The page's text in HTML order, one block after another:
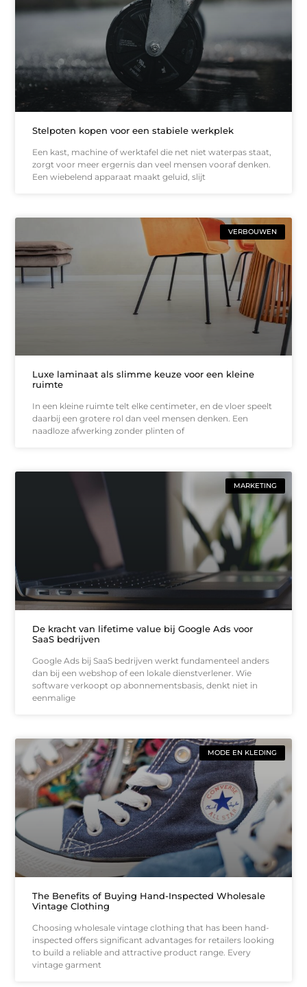
Stelpoten kopen voor een stabiele werkplek
Een kast, machine of werktafel die net niet waterpas staat,
zorgt voor meer ergernis dan veel mensen vooraf denken.
Een wiebelend apparaat maakt geluid, slijt
VERBOUWEN
Luxe laminaat als slimme keuze voor een kleine
ruimte
In een kleine ruimte telt elke centimeter, en de vloer speelt
daarbij een grotere rol dan veel mensen denken. Een
naadloze afwerking zonder plinten of
MARKETING
De kracht van lifetime value bij Google Ads voor
SaaS bedrijven
Google Ads bij SaaS bedrijven werkt fundamenteel anders
dan bij een webshop of een lokale dienstverlener. Wie
software verkoopt op abonnementsbasis, denkt niet in
eenmalige
MODE EN KLEDING
The Benefits of Buying Hand-Inspected Wholesale
Vintage Clothing
Choosing wholesale vintage clothing that has been hand-
inspected offers significant advantages for retailers looking
to build a reliable and attractive product range. Every
vintage garment